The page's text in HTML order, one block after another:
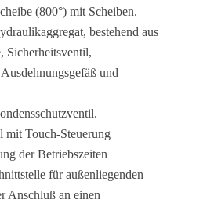
(800°) mit Scheiben.
bestehend aus
Sicherheitsventil,
und
mit Touch-Steuerung
der Betriebszeiten
für außenliegenden
Anschluß an einen